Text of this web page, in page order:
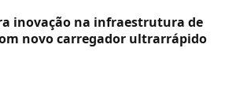
inovação na infraestrutura de
novo carregador ultrarrápido